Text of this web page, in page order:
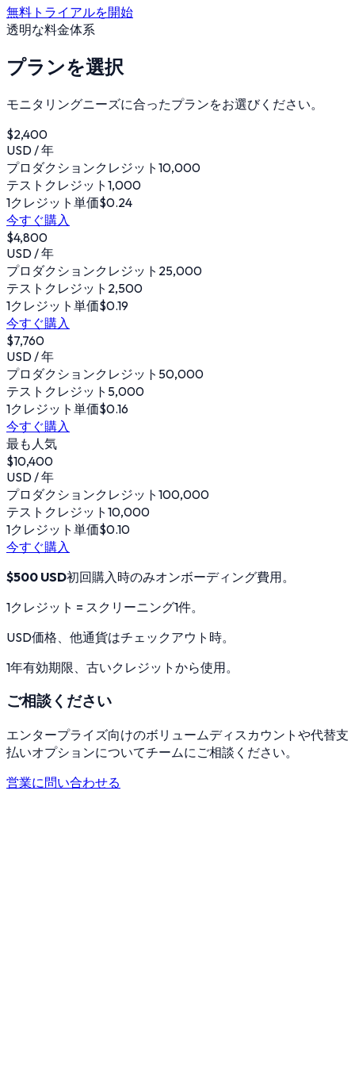
無料トライアルを開始
透明な料金体系
プランを選択
モニタリングニーズに合ったプランをお選びください。
$2,400
USD / 年
プロダクションクレジット 10,000
テストクレジット 1,000
1クレジット単価$0.24
今すぐ購入
$4,800
USD / 年
プロダクションクレジット 25,000
テストクレジット 2,500
1クレジット単価$0.19
今すぐ購入
$7,760
USD / 年
プロダクションクレジット 50,000
テストクレジット 5,000
1クレジット単価$0.16
今すぐ購入
最も人気
$10,400
USD / 年
プロダクションクレジット 100,000
テストクレジット 10,000
1クレジット単価$0.10
今すぐ購入
$500 USD初回購入時のみオンボーディング費用。
1クレジット = スクリーニング1件。
USD価格、他通貨はチェックアウト時。
1年有効期限、古いクレジットから使用。
ご相談ください
エンタープライズ向けのボリュームディスカウントや代替支
払いオプションについてチームにご相談ください。
営業に問い合わせる